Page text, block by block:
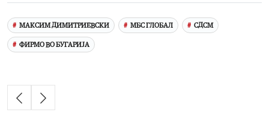
МАКСИМ ДИМИТРИЕВСКИ МБС ГЛОБАЛ СДСМ
ФИРМО ВО БУГАРИЈА